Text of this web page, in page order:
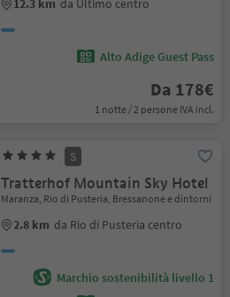
12.3 km da Ultimo centro
Alto Adige Guest Pass
Da 178€
1 notte / 2 persone IVA incl.
S
Tratterhof Mountain Sky Hotel
Maranza, Rio di Pusteria, Bressanone e dintorni
2.8 km da Rio di Pusteria centro
Marchio sostenibilità livello 1